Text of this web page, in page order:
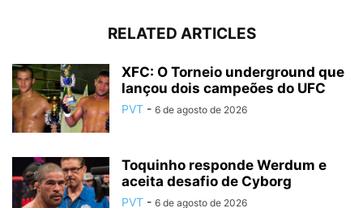
RELATED ARTICLES
XFC: O Torneio underground que
lançou dois campeões do UFC
PVT - 6 de agosto de 2026
Toquinho responde Werdum e
aceita desafio de Cyborg
PVT - 6 de agosto de 2026